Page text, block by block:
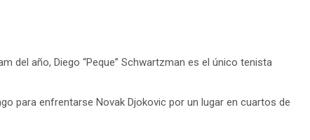
del año, Diego “Pe­que” Schwartzman es el único tenista
para enfrentarse Novak Djokovic por un lugar en cuartos de